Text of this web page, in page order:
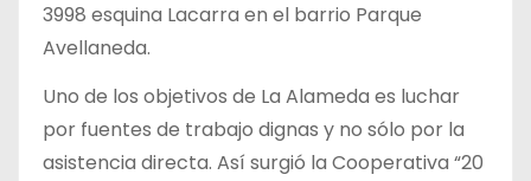
3998 esquina Lacarra en el barrio Parque
Avellaneda.
Uno de los objetivos de La Alameda es luchar
por fuentes de trabajo dignas y no sólo por la
asistencia directa. Así surgió la Cooperativa “20